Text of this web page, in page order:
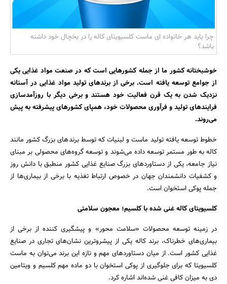
چرا باید هر خانواده ای ماست کلسیویتای کاله را در یخچال خود داشته
باشد؟
خوشبختانه کشور ما از جمله کشورهایی است که در صنعت مواد غذایی یکی
از جوامع توسعه یافته است. برخی از برند‌های تولید مواد غذایی در آستانه
نزدیک شدن به یک قرن فعالیت خود هستند و برخی دیگر با روزآمد‌سازی
فرایند‌های تولید و فرآوری محصولات خود، همپای کشورهای پیشرفته به پیش
می‌روند.
خطوط توسعه یافته تولید ماست و لبنیات که توسط برندهای بزرگ کشور مانند
کاله به طور مستمر توسعه داده می‌شوند و توسعه گروه‌های محصولی بر مبنای
نیاز جامعه، یکی از دستاوردهای بزرگ صنایع غذایی کشور منطبق با دانش روز
و کشفیات دانشمندان جهان در خصوص ارتباط تغذیه با برخی از بیماری‌ها از
جمله پوکی استخوان است.
کلسیویتای کاله غنی شده با کلسیم؛ معجون سلامتی
در زمینه توسعه محصولات «سلامت محور» و پیشگیری کننده از برخی از
بیماری‌های خطرناک، برند کاله یکی از پیشروترین نشان‌های تجاری در صنایع
غذایی کشور است. از میان دستاوردهای مهم و تازه این برند می‌توان به ماست
کلسیویتا که برای جلوگیری از پوکی استخوان با دو ماده مهم کلسیم و ویتامین
دی به میزان کافی غنی شده‌اند اشاره کرد.